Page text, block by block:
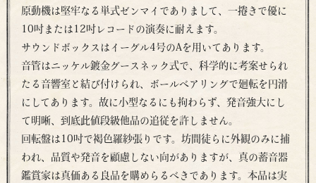
原動機は堅牢なる単式ゼンマイでありまして、一捲きで優に
10吋または12吋レコードの演奏に耐えます。
サウンドボックスはイーグル4号のAを用いてあります。
音管はニッケル鍍金グースネック式で、科学的に考案せられ
たる音響室と結び付けられ、ボールベアリングで廻転を円滑
にしてあります。故に小型なるにも拘わらず、発音強大にし
て明晰、到底此値段級他品の追従を許しません。
回転盤は10吋で褐色羅紗張りです。坊間徒らに外観のみに捕
われ、品質や発音を顧慮しない向がありますが、真の蓄音器
鑑賞家は真価ある良品を購めらるべきであります。本品は実